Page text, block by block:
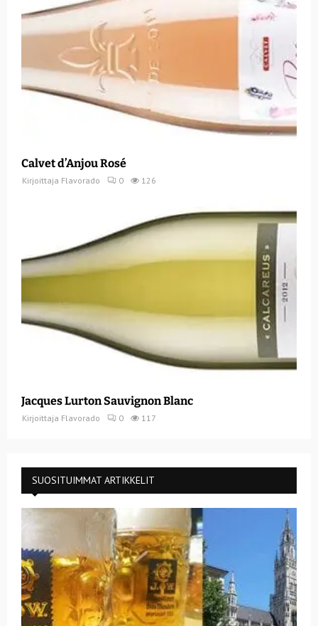
Calvet d’Anjou Rosé
Kirjoittaja Flavorado 0 126
Jacques Lurton Sauvignon Blanc
Kirjoittaja Flavorado 0 117
SUOSITUIMMAT ARTIKKELIT